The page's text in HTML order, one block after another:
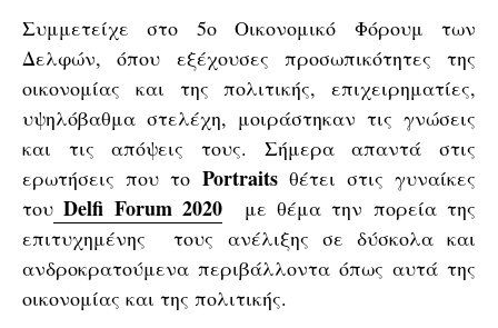
Συμμετείχε στο 5ο Οικονομικό Φόρουμ των
Δελφών, όπου εξέχουσες προσωπικότητες της
οικονομίας και της πολιτικής, επιχειρηματίες,
υψηλόβαθμα στελέχη, μοιράστηκαν τις γνώσεις
και τις απόψεις τους. Σήμερα απαντά στις
ερωτήσεις που το Portraitsθέτει στις γυναίκες
του Delfi Forum 2020
με θέμα την πορεία της
επιτυχημένης τους ανέλιξης σε δύσκολα και
ανδροκρατούμενα περιβάλλοντα όπως αυτά της
οικονομίας και της πολιτικής.